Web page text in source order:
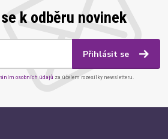
k odběru novinek
Přihlásit se
osobních údajů za účelem rozesílky newsletteru.